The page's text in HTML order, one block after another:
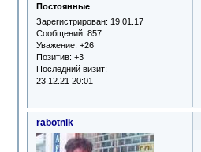
Постоянные
Зарегистрирован: 19.01.17
Сообщений: 857
Уважение: +26
Позитив: +3
Последний визит:
23.12.21 20:01
rabotnik